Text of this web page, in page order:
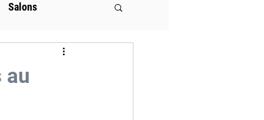
Salons
au